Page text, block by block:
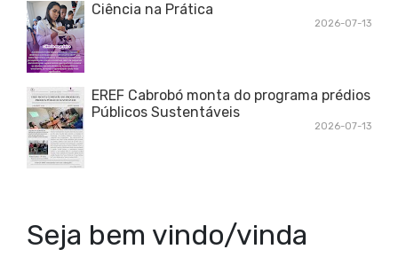
Ciência na Prática
2026-07-13
EREF Cabrobó monta do programa prédios
Públicos Sustentáveis
2026-07-13
Seja bem vindo/vinda